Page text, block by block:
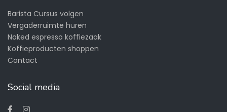
Barista Cursus volgen
Vergaderruimte huren
Naked espresso koffiezaak
Koffieproducten shoppen
Contact
Social media